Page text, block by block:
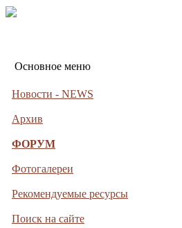
Основное меню
Новости - NEWS
Архив
ФОРУМ
Фотогалереи
Рекомендуемые ресурсы
Поиск на сайте